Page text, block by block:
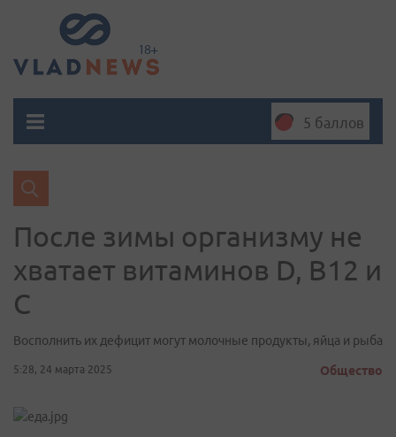
5 баллов
После зимы организму не
хватает витаминов D, B12 и
С
Восполнить их дефицит могут молочные продукты, яйца и рыба
5:28, 24 марта 2025 Общество